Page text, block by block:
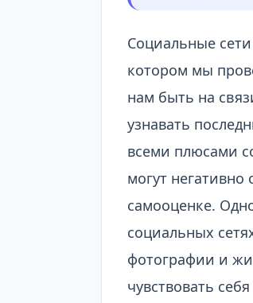
Социальные
котором мы
нам быть на
узнавать
всеми плюсами
могут
самооценке.
социальных
фотографии и
чувствовать